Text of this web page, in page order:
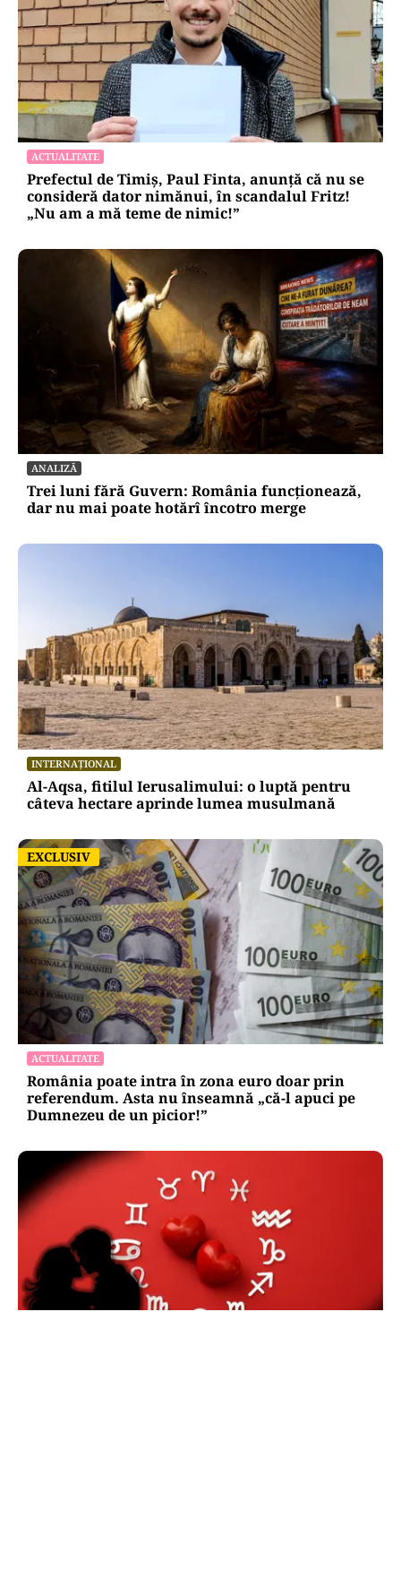
ACTUALITATE
Prefectul de Timiș, Paul Finta, anunță că nu se
consideră dator nimănui, în scandalul Fritz!
„Nu am a mă teme de nimic!”
ANALIZĂ
Trei luni fără Guvern: România funcționează,
dar nu mai poate hotărî încotro merge
INTERNAȚIONAL
Al-Aqsa, fitilul Ierusalimului: o luptă pentru
câteva hectare aprinde lumea musulmană
EXCLUSIV
EXCLUSIV
ACTUALITATE
România poate intra în zona euro doar prin
referendum. Asta nu înseamnă „că-l apuci pe
Dumnezeu de un picior!”